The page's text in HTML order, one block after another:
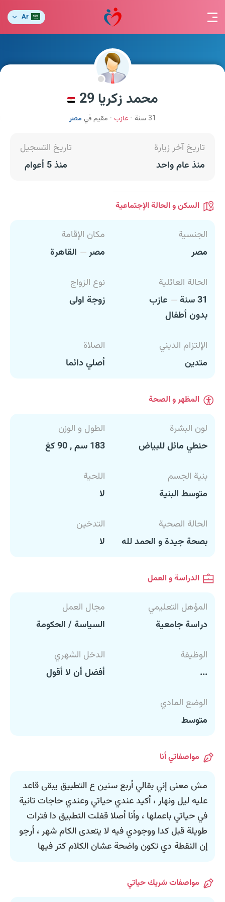
Ar
محمد زكريا 29
31 سنة عازب مقيم في مصر
تاريخ آخر زيارة
منذ عام واحد
تاريخ التسجيل
منذ 5 أعوام
السكن و الحالة الإجتماعية
الجنسية
مصر
مكان الإقامة
مصر
القاهرة
الحالة العائلية
31 سنة
عازب
بدون أطفال
نوع الزواج
زوجة اولى
الإلتزام الديني
متدين
الصلاة
أصلي دائما
المظهر و الصحة
لون البشرة
حنطي مائل للبياض
الطول و الوزن
183 سم , 90 كغ
بنية الجسم
متوسط البنية
اللحية
لا
الحالة الصحية
بصحة جيدة و الحمد لله
التدخين
لا
الدراسة و العمل
المؤهل التعليمي
دراسة جامعية
مجال العمل
السياسة / الحكومة
الوظيفة
...
الدخل الشهري
أفضل أن لا أقول
الوضع المادي
متوسط
مواصفاتي أنا
مش معنى إني بقالي أربع سنين ع التطبيق يبقى قاعد
عليه ليل ونهار ، أكيد عندي حياتي وعندي حاجات تانية
في حياتي باعملها ، وأنا أصلا قفلت التطبيق دا فترات
طويلة قبل كدا ووجودي فيه لا يتعدى الكام شهر ، أرجو
إن النقطة دي تكون واضحة عشان الكلام كتر فيها
مواصفات شريك حياتي